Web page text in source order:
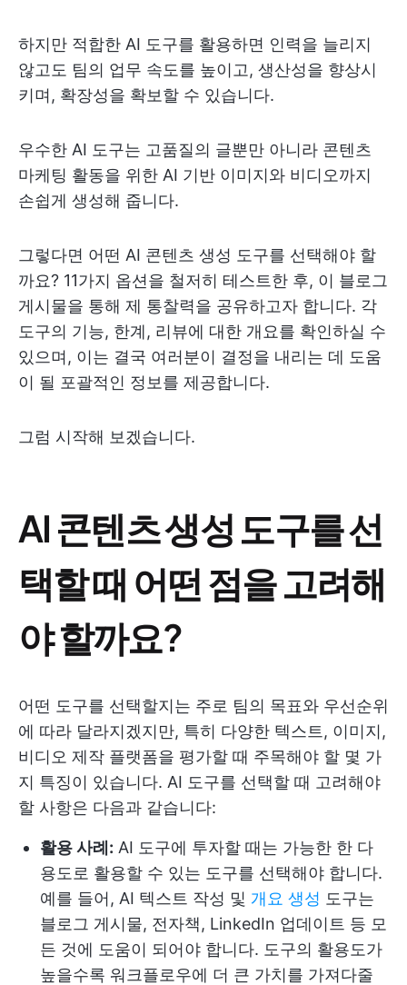
하지만 적합한 AI 도구를 활용하면 인력을 늘리지
않고도 팀의 업무 속도를 높이고, 생산성을 향상시
키며, 확장성을 확보할 수 있습니다.
우수한 AI 도구는 고품질의 글뿐만 아니라 콘텐츠
마케팅 활동을 위한 AI 기반 이미지와 비디오까지
손쉽게 생성해 줍니다.
그렇다면 어떤 AI 콘텐츠 생성 도구를 선택해야 할
까요? 11가지 옵션을 철저히 테스트한 후, 이 블로그
게시물을 통해 제 통찰력을 공유하고자 합니다. 각
도구의 기능, 한계, 리뷰에 대한 개요를 확인하실 수
있으며, 이는 결국 여러분이 결정을 내리는 데 도움
이 될 포괄적인 정보를 제공합니다.
그럼 시작해 보겠습니다.
AI 콘텐츠 생성 도구를 선
택할 때 어떤 점을 고려해
야 할까요?
어떤 도구를 선택할지는 주로 팀의 목표와 우선순위
에 따라 달라지겠지만, 특히 다양한 텍스트, 이미지,
비디오 제작 플랫폼을 평가할 때 주목해야 할 몇 가
지 특징이 있습니다. AI 도구를 선택할 때 고려해야
할 사항은 다음과 같습니다:
활용 사례: AI 도구에 투자할 때는 가능한 한 다
용도로 활용할 수 있는 도구를 선택해야 합니다.
예를 들어, AI 텍스트 작성 및 개요 생성 도구는
블로그 게시물, 전자책, LinkedIn 업데이트 등 모
든 것에 도움이 되어야 합니다. 도구의 활용도가
높을수록 워크플로우에 더 큰 가치를 가져다줄